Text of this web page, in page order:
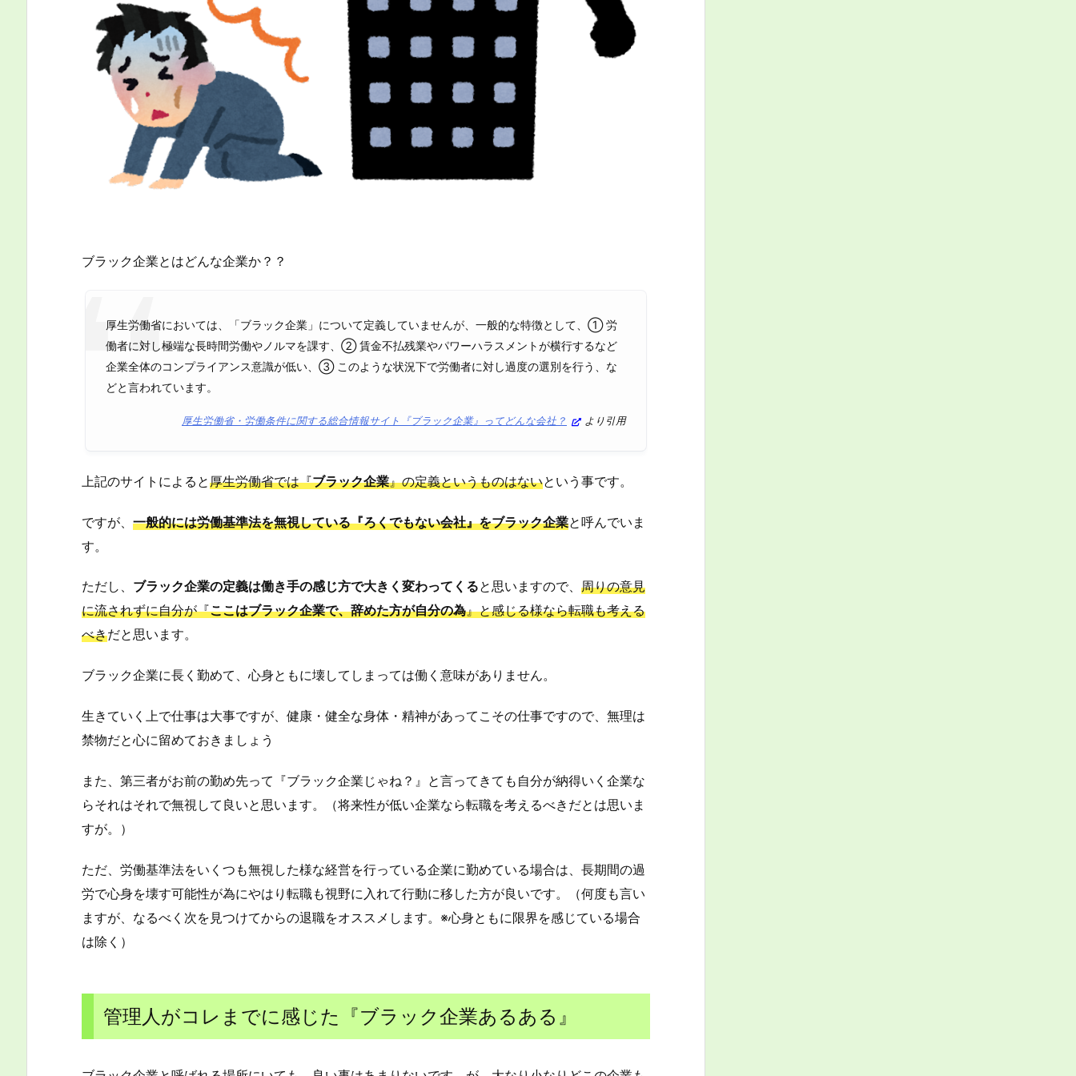
ブラック企業とはどんな企業か？？
厚生労働省においては、「ブラック企業」について定義していませんが、一般的な特徴として、① 労
働者に対し極端な長時間労働やノルマを課す、② 賃金不払残業やパワーハラスメントが横行するなど
企業全体のコンプライアンス意識が低い、③ このような状況下で労働者に対し過度の選別を行う、な
どと言われています。
厚生労働省・労働条件に関する総合情報サイト『ブラック企業』ってどんな会社？ より引用
上記のサイトによると厚生労働省では『ブラック企業』の定義というものはないという事です。
ですが、 一般的には労働基準法を無視している『ろくでもない会社』をブラック企業と呼んでいま
す。
ただし、 ブラック企業の定義は働き手の感じ方で大きく変わってくると思いますので、 周りの意見
に流されずに自分が『ここはブラック企業で、辞めた方が自分の為』と感じる様なら転職も考える
べきだと思います。
ブラック企業に長く勤めて、心身ともに壊してしまっては働く意味がありません。
生きていく上で仕事は大事ですが、健康・健全な身体・精神があってこその仕事ですので、無理は
禁物だと心に留めておきましょう
また、第三者がお前の勤め先って『ブラック企業じゃね？』と言ってきても自分が納得いく企業な
らそれはそれで無視して良いと思います。（将来性が低い企業なら転職を考えるべきだとは思いま
すが。）
ただ、労働基準法をいくつも無視した様な経営を行っている企業に勤めている場合は、長期間の過
労で心身を壊す可能性が為にやはり転職も視野に入れて行動に移した方が良いです。（何度も言い
ますが、なるべく次を見つけてからの退職をオススメします。※心身ともに限界を感じている場合
は除く）
管理人がコレまでに感じた『ブラック企業あるある』